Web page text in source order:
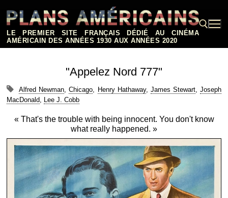
contenu
LE PREMIER SITE FRANÇAIS DÉDIÉ AU CINÉMA
AMÉRICAIN DES ANNÉES 1930 AUX ANNÉES 2020
"Appelez Nord 777"
Alfred Newman,Chicago, Henry Hathaway, James Stewart, Joseph
MacDonald, Lee J. Cobb
« That's the trouble with being innocent. You don't know
what really happened. »